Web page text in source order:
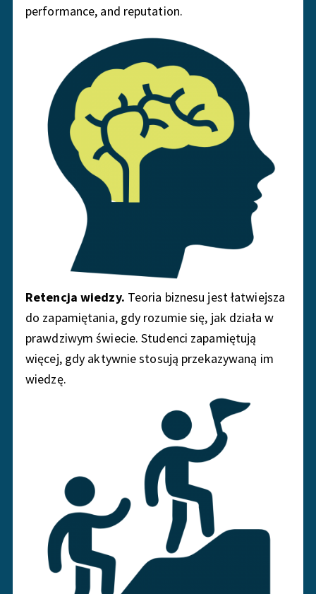
performance, and reputation.
Retencja wiedzy. Teoria biznesu jest łatwiejsza
do zapamiętania, gdy rozumie się, jak działa w
prawdziwym świecie. Studenci zapamiętują
więcej, gdy aktywnie stosują przekazywaną im
wiedzę.